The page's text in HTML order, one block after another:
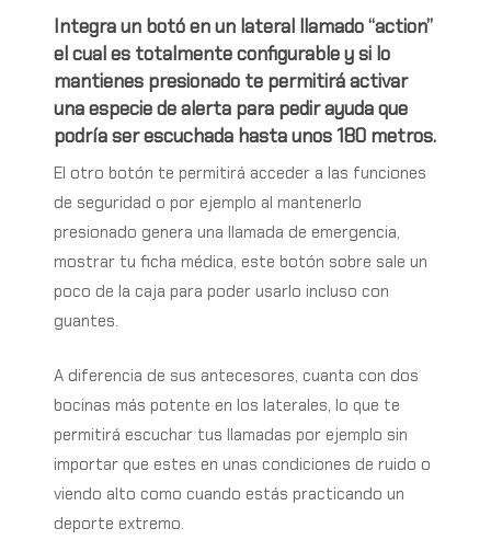
Integra un botó en un lateral llamado “action”
el cual es totalmente configurable y si lo
mantienes presionado te permitirá activar
una especie de alerta para pedir ayuda que
podría ser escuchada hasta unos 180 metros.
El otro botón te permitirá acceder a las funciones
de seguridad o por ejemplo al mantenerlo
presionado genera una llamada de emergencia,
mostrar tu ficha médica, este botón sobre sale un
poco de la caja para poder usarlo incluso con
guantes.
A diferencia de sus antecesores, cuanta con dos
bocinas más potente en los laterales, lo que te
permitirá escuchar tus llamadas por ejemplo sin
importar que estes en unas condiciones de ruido o
viendo alto como cuando estás practicando un
deporte extremo.